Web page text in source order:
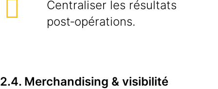
Centraliser les résultats
post‑opérations.
2.4. Merchandising & visibilité